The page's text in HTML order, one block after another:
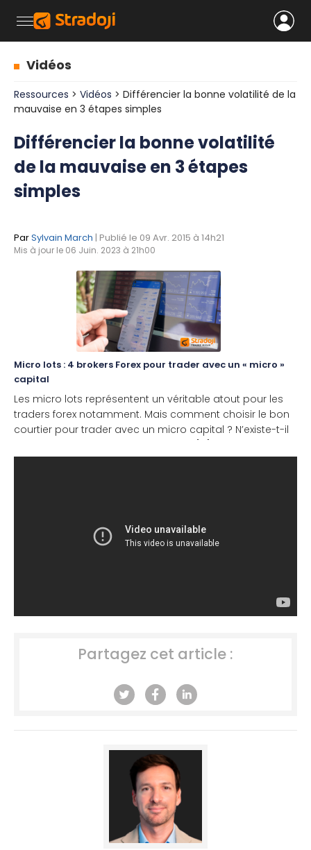
Vidéos
Ressources > Vidéos > Différencier la bonne volatilité de la
mauvaise en 3 étapes simples
Différencier la bonne volatilité
de la mauvaise en 3 étapes
simples
ParSylvain March | Publié le 09 Avr. 2015 à 14h21
Mis à jour le 06 Juin. 2023 à 21h00
Micro lots : 4 brokers Forex pour trader avec un « micro »
capital
Les micro lots représentent un véritable atout pour les
traders forex notamment. Mais comment choisir le bon
courtier pour trader avec un micro capital ? N’existe-t-il
Partagez cet article :